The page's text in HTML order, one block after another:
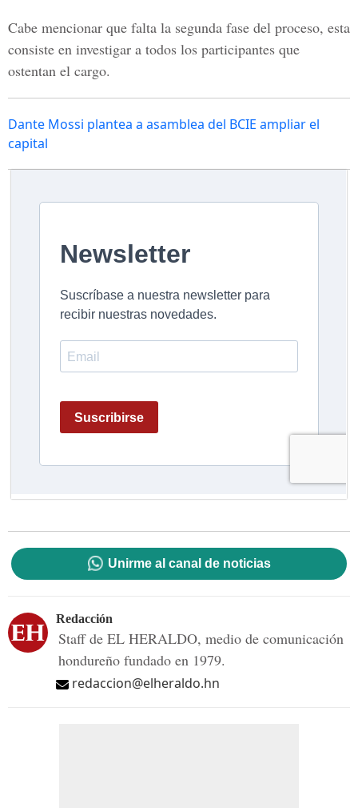
Cabe mencionar que falta la segunda fase del proceso, esta
consiste en investigar a todos los participantes que
ostentan el cargo.
Dante Mossi plantea a asamblea del BCIE ampliar el
capital
Unirme al canal de noticias
Redacción
Staff de EL HERALDO, medio de comunicación
hondureño fundado en 1979.
redaccion@elheraldo.hn